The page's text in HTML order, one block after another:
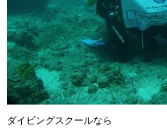
ダイビングスクールなら